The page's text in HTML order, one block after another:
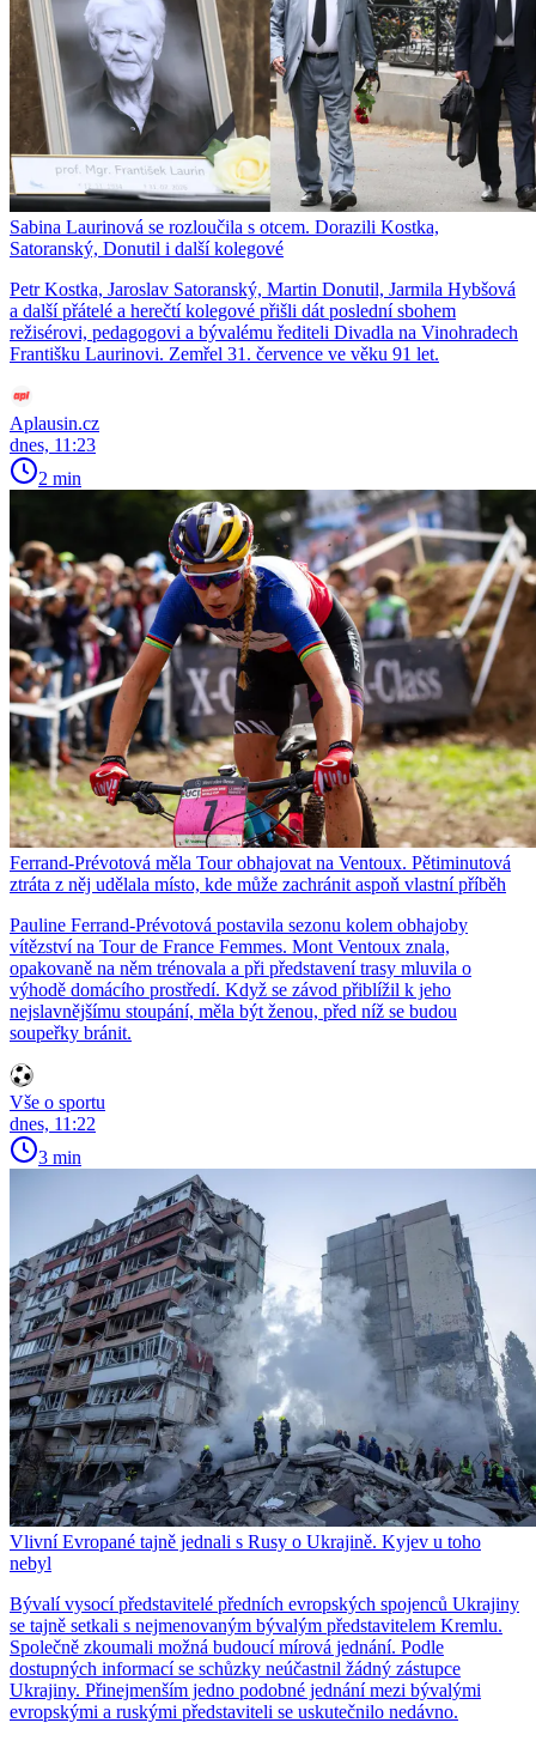
Sabina Laurinová se rozloučila s otcem. Dorazili Kostka,
Satoranský, Donutil i další kolegové
Petr Kostka, Jaroslav Satoranský, Martin Donutil, Jarmila Hybšová
a další přátelé a herečtí kolegové přišli dát poslední sbohem
režisérovi, pedagogovi a bývalému řediteli Divadla na Vinohradech
Františku Laurinovi. Zemřel 31. července ve věku 91 let.
Aplausin.cz
dnes, 11:23
2 min
Ferrand-Prévotová měla Tour obhajovat na Ventoux. Pětiminutová
ztráta z něj udělala místo, kde může zachránit aspoň vlastní příběh
Pauline Ferrand-Prévotová postavila sezonu kolem obhajoby
vítězství na Tour de France Femmes. Mont Ventoux znala,
opakovaně na něm trénovala a při představení trasy mluvila o
výhodě domácího prostředí. Když se závod přiblížil k jeho
nejslavnějšímu stoupání, měla být ženou, před níž se budou
soupeřky bránit.
Vše o sportu
dnes, 11:22
3 min
Vlivní Evropané tajně jednali s Rusy o Ukrajině. Kyjev u toho
nebyl
Bývalí vysocí představitelé předních evropských spojenců Ukrajiny
se tajně setkali s nejmenovaným bývalým představitelem Kremlu.
Společně zkoumali možná budoucí mírová jednání. Podle
dostupných informací se schůzky neúčastnil žádný zástupce
Ukrajiny. Přinejmenším jedno podobné jednání mezi bývalými
evropskými a ruskými představiteli se uskutečnilo nedávno.